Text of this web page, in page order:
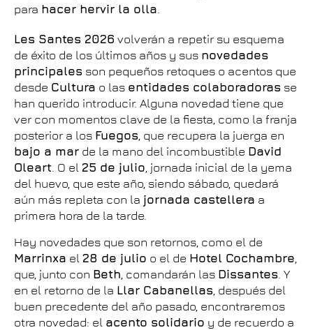
para hacer hervir la olla.
Les Santes 2026 volverán a repetir su esquema
de éxito de los últimos años y sus novedades
principales son pequeños retoques o acentos que
desde Cultura o las entidades colaboradoras se
han querido introducir. Alguna novedad tiene que
ver con momentos clave de la fiesta, como la franja
posterior a los Fuegos, que recupera la juerga en
bajo a mar de la mano del incombustible David
Oleart. O el 25 de julio, jornada inicial de la yema
del huevo, que este año, siendo sábado, quedará
aún más repleta con la jornada castellera a
primera hora de la tarde.
Hay novedades que son retornos, como el de
Marrinxa el 28 de julio o el de Hotel Cochambre,
que, junto con Beth, comandarán las Dissantes. Y
en el retorno de la Llar Cabanellas, después del
buen precedente del año pasado, encontraremos
otra novedad: el acento solidario y de recuerdo a